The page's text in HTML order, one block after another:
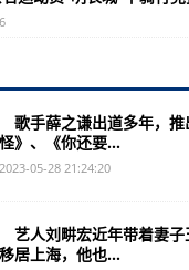
手薛之谦出道多年，推
》、《你还要...
2023-05-28 21:24:20
人刘畊宏近年带着妻子
居上海，他也...